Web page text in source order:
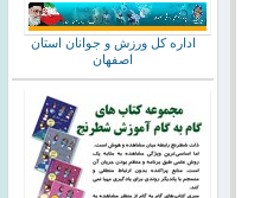
اداره کل ورزش و جوانان استان
اصفهان